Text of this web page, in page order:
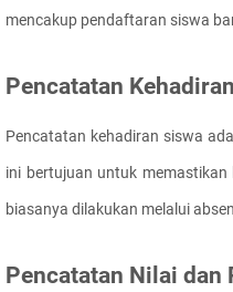
mencakup pendaftaran siswa
Pencatatan
Pencatatan kehadiran siswa
ini bertujuan untuk
biasanya dilakukan melalui
Pencatatan Nilai dan